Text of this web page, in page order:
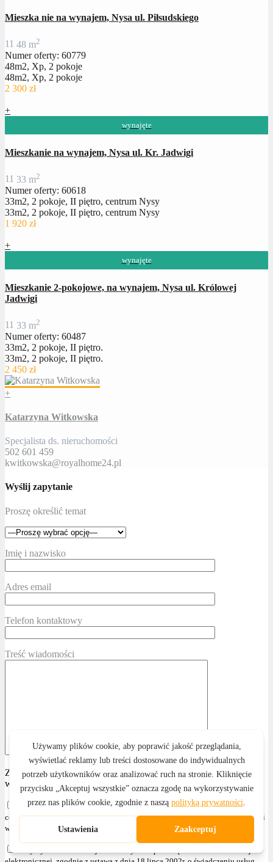
Mieszka nie na wynajem, Nysa ul. Piłsudskiego
11 48 m2
Numer oferty: 60779
48m2, Xp, 2 pokoje
48m2, Xp, 2 pokoje
2 300 zł
+
wynajęte
Mieszkanie na wynajem, Nysa ul. Kr. Jadwigi
11 33 m2
Numer oferty: 60618
33m2, 2 pokoje, II piętro, centrum Nysy
33m2, 2 pokoje, II piętro, centrum Nysy
1 920 zł
+
wynajęte
Mieszkanie 2-pokojowe, na wynajem, Nysa ul. Królowej
Jadwigi
11 33 m2
Numer oferty: 60487
33m2, 2 pokoje, II piętro.
33m2, 2 pokoje, II piętro.
2 450 zł
+
Katarzyna Witkowska
Specjalista ds. nieruchomości
502 601 459
kwitkowska@royalhome24.pl
Wyślij zapytanie
Proszę określić temat
Imię i nazwisko
Adres email
Telefon kontaktowy
Treść wiadomości
ZAMAWIAJĄCY, będąc poinformowanym o możliwości
wycofania zgody w każdym czasie, wyraża zgodę na:
przetwarzanie swoich danych osobowych i wykorzystanie tych danych do
celów marketingowych PRZEDSIĘBIORCY, zgodnie z przepisami wskazanymi
w § 4 ust. 2